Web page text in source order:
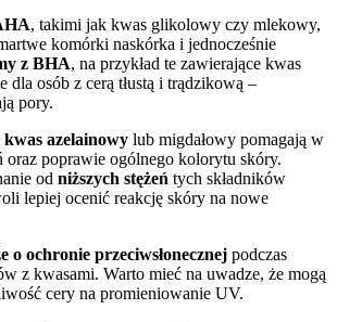
, takimi jak kwas glikolowy czy mlekowy,
komórki naskórka i jednocześnie
z BHA, na przykład te zawierające kwas
dla osób z cerą tłustą i trądzikową –
pory.
kwas azelainowy lub migdałowy pomagają w
oraz poprawie ogólnego kolorytu skóry.
od niższych stężeń tych składników
lepiej ocenić reakcję skóry na nowe
o ochronie przeciwsłonecznej podczas
z kwasami. Warto mieć na uwadze, że mogą
cery na promieniowanie UV.